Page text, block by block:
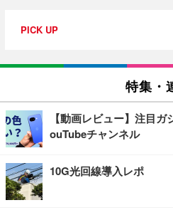
PICK UP
特集・
【動画レビュー】注目
ouTubeチャンネル
10G光回線導入レポ